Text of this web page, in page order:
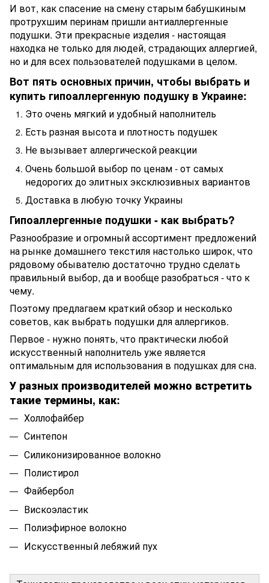
И вот, как спасение на смену старым бабушкиным
протрухшим перинам пришли антиаллергенные
подушки. Эти прекрасные изделия - настоящая
находка не только для людей, страдающих аллергией,
но и для всех пользователей подушками в целом.
Вот пять основных причин, чтобы выбрать и
купить гипоаллергенную подушку в Украине:
Это очень мягкий и удобный наполнитель
Есть разная высота и плотность подушек
Не вызывает аллергической реакции
Очень большой выбор по ценам - от самых
недорогих до элитных эксклюзивных вариантов
Доставка в любую точку Украины
Гипоаллергенные подушки - как выбрать?
Разнообразие и огромный ассортимент предложений
на рынке домашнего текстиля настолько широк, что
рядовому обывателю достаточно трудно сделать
правильный выбор, да и вообще разобраться - что к
чему.
Поэтому предлагаем краткий обзор и несколько
советов, как выбрать подушки для аллергиков.
Первое - нужно понять, что практически любой
искусственный наполнитель уже является
оптимальным для использования в подушках для сна.
У разных производителей можно встретить
такие термины, как:
Холлофайбер
Синтепон
Силиконизированное волокно
Полистирол
Файбербол
Вискоэластик
Полиэфирное волокно
Искусственный лебяжий пух